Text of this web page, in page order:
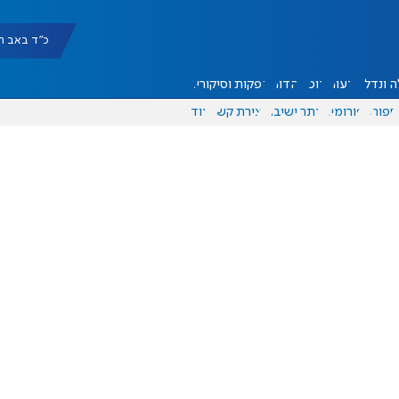
כ"ד באב תשפ"ו
ונדל"ן דעות אוכל יהדות הפקות וסיקורים
ספורט פורומים אתר ישיבה יצירת קשר עוד